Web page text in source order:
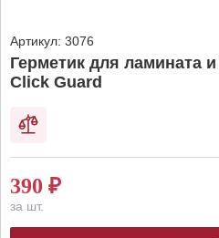
Артикул: 3076
Герметик для ламината
Click Guard
390 ₽
за шт.